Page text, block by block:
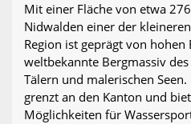
Mit einer Fläche von etwa
Nidwalden einer der
Region ist geprägt von
weltbekannte Bergmassiv
Tälern und malerischen
grenzt an den Kanton und
Möglichkeiten für